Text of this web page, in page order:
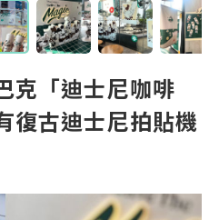
克「迪士尼咖啡
復古迪士尼拍貼機